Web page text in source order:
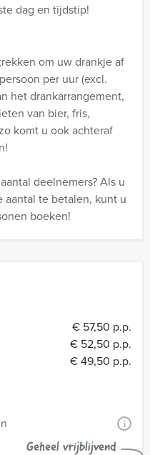
€ 57,50 p.p.
€ 52,50 p.p.
€ 49,50 p.p.
i
Geheel vrijblijvend
dag en tijdstip!
om uw drankje af
per uur (excl.
het drankarrangement,
van bier, fris,
komt u ook achteraf
deelnemers? Als u
te betalen, kunt u
boeken!